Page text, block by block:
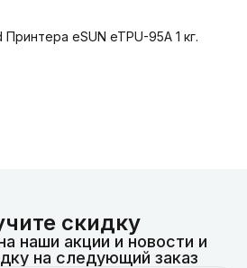
eSUN eTPU-95A 1 кг.
скидку
наши акции и новости и
на следующий заказ